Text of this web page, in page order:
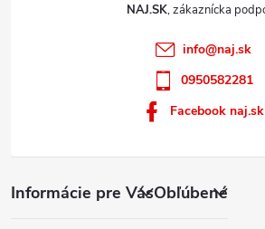
Informácie pre VásObľúbené
NAJ.SK
info@naj.sk
0950582281
Facebook naj.sk